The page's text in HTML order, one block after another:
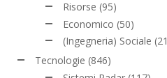
Risorse (95)
Economico (50)
(Ingegneria) Sociale
Tecnologie (846)